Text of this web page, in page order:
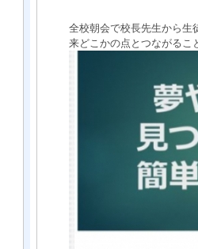
全校朝会で校長先生から生
来どこかの点とつながるこ